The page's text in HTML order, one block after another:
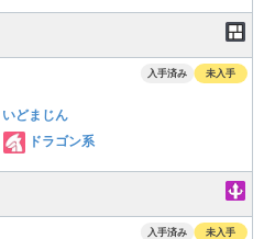
入手済み 未入手
いどまじん
ドラゴン系
入手済み 未入手